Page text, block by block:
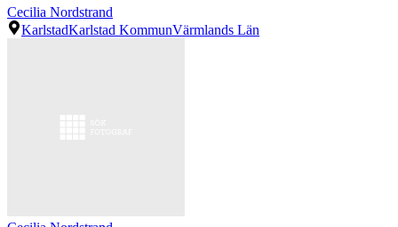
Cecilia Nordstrand
KarlstadKarlstad KommunVärmlands Län